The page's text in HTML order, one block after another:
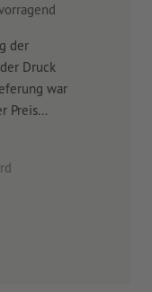
der
Druck
war
Preis...